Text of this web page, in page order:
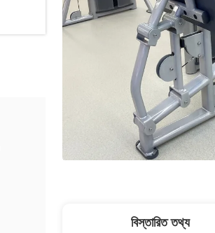
বিস্তারিত তথ্য